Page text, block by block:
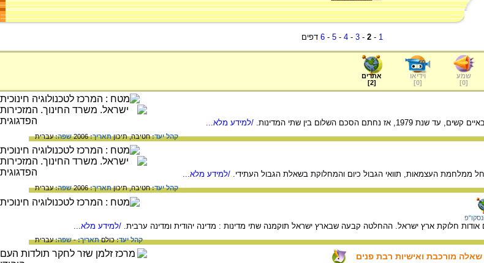
1
-
2
-
3
-
4
-
5
-
6 דפים
שמע
[
0
]
וידיאו
[
0
]
אתרים
[
2
]
הסכם השלום בין שתי המדינות. /למידע מלא...
קהל יעד:חטיבה,תיכוןתאריך:2006 שפה:עברית
ממלחמת העצמאות, תוואי הגבול כיום והמחלוקת בשאלת הגבול העתידי. /למידע מלא...
קהל יעד:חטיבה,תיכוןתאריך:2006 שפה:עברית
/למידע מלא...
קהל יעד:כולםתאריך:-שפה:עברית
שאלה מורכבת ואישיות רבת פנים